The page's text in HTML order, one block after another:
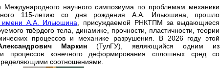
Международного научного симпозиума по проблемам механики
115-летию со дня рождения А.А. Ильюшина, прошло
А.А. Ильюшина , присуждаемой РНКТПМ за выдающиеся
твёрдого тела, динамике, прочности, пластичности, теории
процессов и механике разрушения. В 2026 году этой
Маркин (ТулГУ), являющийся одним из
процессов конечного деформирования сплошных сред со
соотношениями.